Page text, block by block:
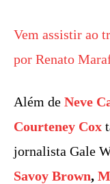
Vem assistir ao
por Renato
Além de Neve
Courteney Cox
jornalista Gale
Savoy Brown,